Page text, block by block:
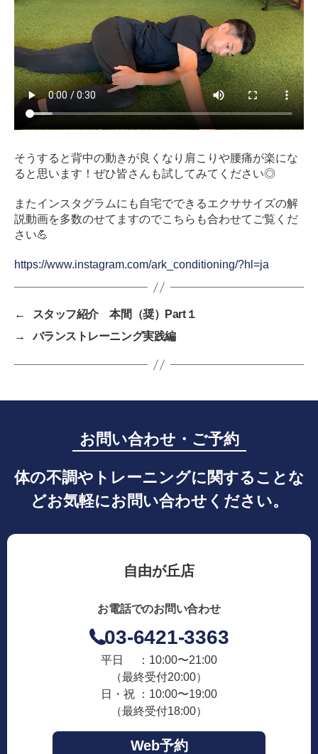
そうすると背中の動きが良くなり肩こりや腰痛が楽にな
ると思います！ ぜひ皆さんも試してみてください◎
またインスタグラムにも自宅でできるエクササイズの解
説動画を多数のせてますのでこちらも合わせてご覧くだ
さい💪
https://www.instagram.com/ark_conditioning/?hl=ja
←
スタッフ紹介 本間（奨）Part１
→
バランストレーニング実践編
お問い合わせ・ご予約
体の不調やトレーニングに関することな
どお気軽にお問い合わせください。
自由が丘店
お電話でのお問い合わせ
03-6421-3363
平日 ：10:00〜21:00
（最終受付20:00）
日・祝 ：10:00〜19:00
（最終受付18:00）
Web予約